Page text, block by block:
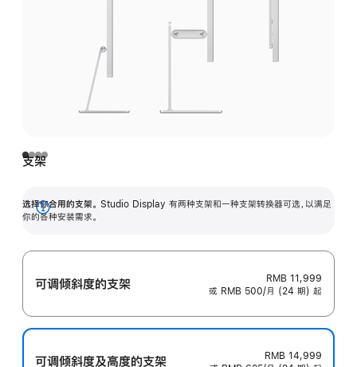
支架
选择你合用的支架。 Studio Display 有两种支架和一种支架转换器可选，以满足
你的各种安装需求。
展
可调倾斜度的支架
RMB 11,999
或 RMB 500/月 (24 期) 起
可调倾斜度及高‍度的支‍架
RMB 14,999